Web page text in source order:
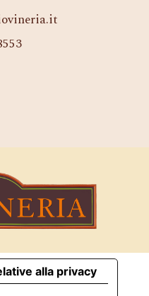
alla privacy